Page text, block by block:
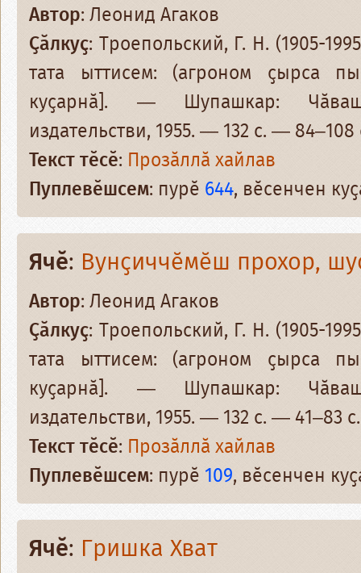
Автор: Леонид Агаков
Ҫӑлкуҫ: Троепольский, Г. Н. (1905-
тата ыттисем: (агроном ҫырса
куҫарнӑ]. — Шупашкар:
издательстви, 1955. — 132 с. — 84–108
Текст тӗсӗ: Прозӑллӑ хайлав
Пуплевӗшсем: пурӗ 644, вӗсенчен
Ячӗ: Вунҫиччӗмӗш прохор,
Автор: Леонид Агаков
Ҫӑлкуҫ: Троепольский, Г. Н. (1905-
тата ыттисем: (агроном ҫырса
куҫарнӑ]. — Шупашкар:
издательстви, 1955. — 132 с. — 41–83 с.
Текст тӗсӗ: Прозӑллӑ хайлав
Пуплевӗшсем: пурӗ 109, вӗсенчен
Ячӗ: Гришка Хват